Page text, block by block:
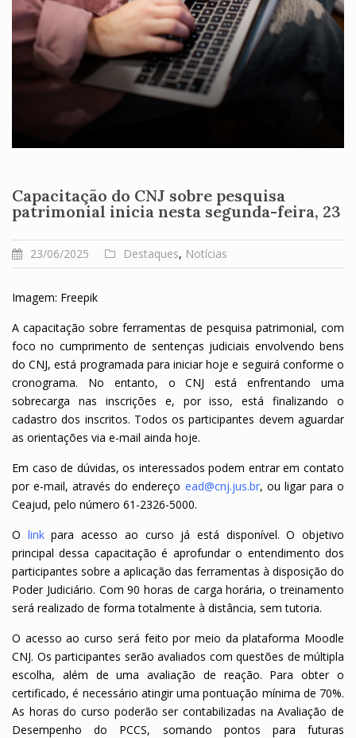
Capacitação do CNJ sobre pesquisa
patrimonial inicia nesta segunda-feira, 23
23/06/2025 Destaques, Notícias
Imagem: Freepik
A capacitação sobre ferramentas de pesquisa patrimonial, com
foco no cumprimento de sentenças judiciais envolvendo bens
do CNJ, está programada para iniciar hoje e seguirá conforme o
cronograma. No entanto, o CNJ está enfrentando uma
sobrecarga nas inscrições e, por isso, está finalizando o
cadastro dos inscritos. Todos os participantes devem aguardar
as orientações via e-mail ainda hoje.
Em caso de dúvidas, os interessados podem entrar em contato
por e-mail, através do endereço ead@cnj.jus.br, ou ligar para o
Ceajud, pelo número 61-2326-5000.
O link para acesso ao curso já está disponível. O objetivo
principal dessa capacitação é aprofundar o entendimento dos
participantes sobre a aplicação das ferramentas à disposição do
Poder Judiciário. Com 90 horas de carga horária, o treinamento
será realizado de forma totalmente à distância, sem tutoria.
O acesso ao curso será feito por meio da plataforma Moodle
CNJ. Os participantes serão avaliados com questões de múltipla
escolha, além de uma avaliação de reação. Para obter o
certificado, é necessário atingir uma pontuação mínima de 70%.
As horas do curso poderão ser contabilizadas na Avaliação de
Desempenho do PCCS, somando pontos para futuras